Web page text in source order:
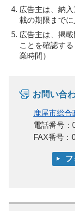
広告主は、納
載の期限までに
広告主は、掲
ことを確認す
業時間）
お問い合
鹿屋市総合
電話番号：
FAX番号：